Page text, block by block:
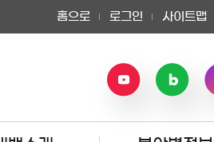
홈으로 로그인 사이트맵